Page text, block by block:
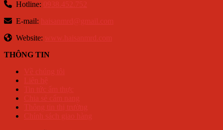
Hotline:
E-mail:
Website:
THÔNG TIN